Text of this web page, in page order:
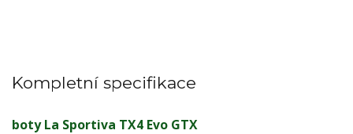
Kompletní specifikace
boty La Sportiva TX4 Evo GTX